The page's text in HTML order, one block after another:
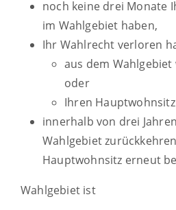
noch keine drei Monate
im Wahlgebiet haben,
Ihr Wahlrecht verloren
aus dem Wahlgebiet
oder
Ihren
innerhalb von drei
Wahlgebiet
Hauptwohnsitz erneut
Wahlgebiet ist